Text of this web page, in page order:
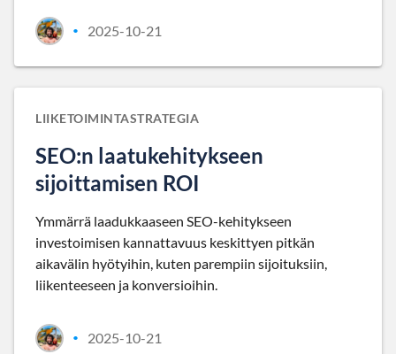
• 2025-10-21
LIIKETOIMINTASTRATEGIA
SEO:n laatukehitykseen
sijoittamisen ROI
Ymmärrä laadukkaaseen SEO-kehitykseen
investoimisen kannattavuus keskittyen pitkän
aikavälin hyötyihin, kuten parempiin sijoituksiin,
liikenteeseen ja konversioihin.
• 2025-10-21